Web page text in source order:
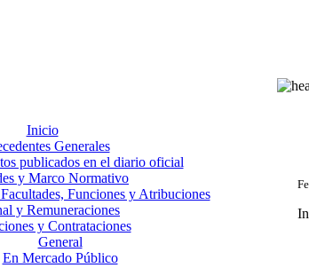
Inicio
Generales
publicados en el diario oficial
y Marco Normativo
Funciones y Atribuciones
y Remuneraciones
y Contrataciones
General
En Mercado Público